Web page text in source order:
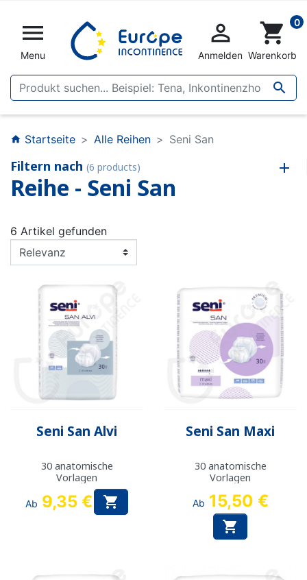

Menu


Anmelden
shopping_cart 0
Warenkorb
home Startseite Alle Reihen Seni San
Filtern nach (6 products)
Reihe - Seni San
6 Artikel gefunden
Seni San Alvi
30 anatomische
Vorlagen
Ab 9,35 € 
Seni San Maxi
30 anatomische
Vorlagen
Ab 15,50 €
